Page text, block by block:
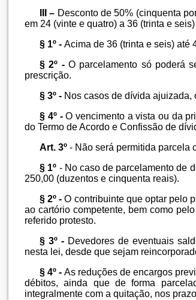
III – Desconto de 50% (cinquenta
em 24 (vinte e quatro) a 36 (trinta e
§ 1º -Acima de 36 (trinta e seis) até
§ 2º -O parcelamento só poderá
prescrição.
§ 3º - Nos casos de dívida ajuizada,
§ 4º -O vencimento a vista ou da
do Termo de Acordo e Confissão de
Art. 3º - Não será permitida parcela
§ 1º - No caso de parcelamento de
250,00 (duzentos e cinquenta reais).
§ 2º - O contribuinte que optar pelo
ao cartório competente, bem como
referido protesto.
§ 3º - Devedores de eventuais
nesta lei, desde que sejam
§ 4º - As reduções de encargos
débitos, ainda que de forma
integralmente com a quitação, nos